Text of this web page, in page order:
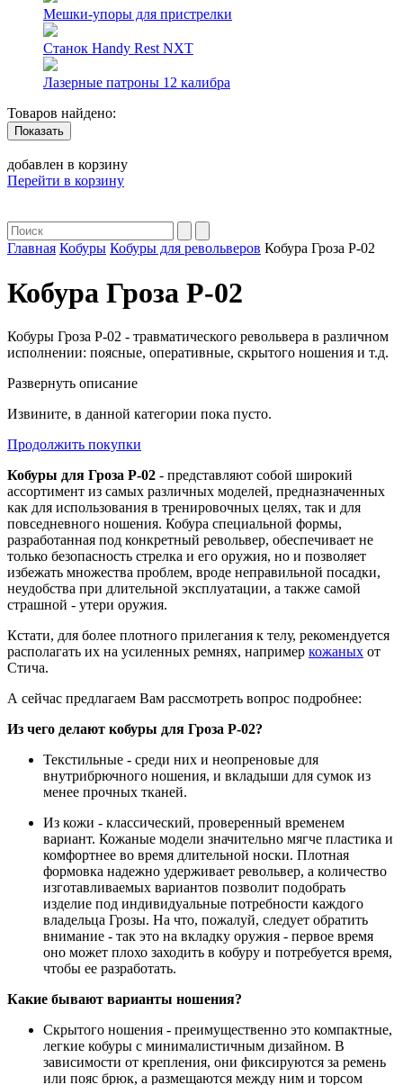
Мешки-упоры для пристрелки
Станок Handy Rest NXT
Лазерные патроны 12 калибра
Товаров найдено:
Показать
добавлен в корзину
Перейти в корзину
Главная Кобуры Кобуры для револьверов Кобура Гроза Р-02
Кобура Гроза Р-02
Кобуры Гроза Р-02 - травматического револьвера в различном
исполнении: поясные, оперативные, скрытого ношения и т.д.
Развернуть описание
Извините, в данной категории пока пусто.
Продолжить покупки
Кобуры для Гроза Р-02 - представляют собой широкий
ассортимент из самых различных моделей, предназначенных
как для использования в тренировочных целях, так и для
повседневного ношения. Кобура специальной формы,
разработанная под конкретный револьвер, обеспечивает не
только безопасность стрелка и его оружия, но и позволяет
избежать множества проблем, вроде неправильной посадки,
неудобства при длительной эксплуатации, а также самой
страшной - утери оружия.
Кстати, для более плотного прилегания к телу, рекомендуется
располагать их на усиленных ремнях, например кожаных от
Стича.
А сейчас предлагаем Вам рассмотреть вопрос подробнее:
Из чего делают кобуры для Гроза Р-02?
Текстильные - среди них и неопреновые для
внутрибрючного ношения, и вкладыши для сумок из
менее прочных тканей.
Из кожи - классический, проверенный временем
вариант. Кожаные модели значительно мягче пластика и
комфортнее во время длительной носки. Плотная
формовка надежно удерживает револьвер, а количество
изготавливаемых вариантов позволит подобрать
изделие под индивидуальные потребности каждого
владельца Грозы. На что, пожалуй, следует обратить
внимание - так это на вкладку оружия - первое время
оно может плохо заходить в кобуру и потребуется время,
чтобы ее разработать.
Какие бывают варианты ношения?
Скрытого ношения - преимущественно это компактные,
легкие кобуры с минималистичным дизайном. В
зависимости от крепления, они фиксируются за ремень
или пояс брюк, а размещаются между ним и торсом